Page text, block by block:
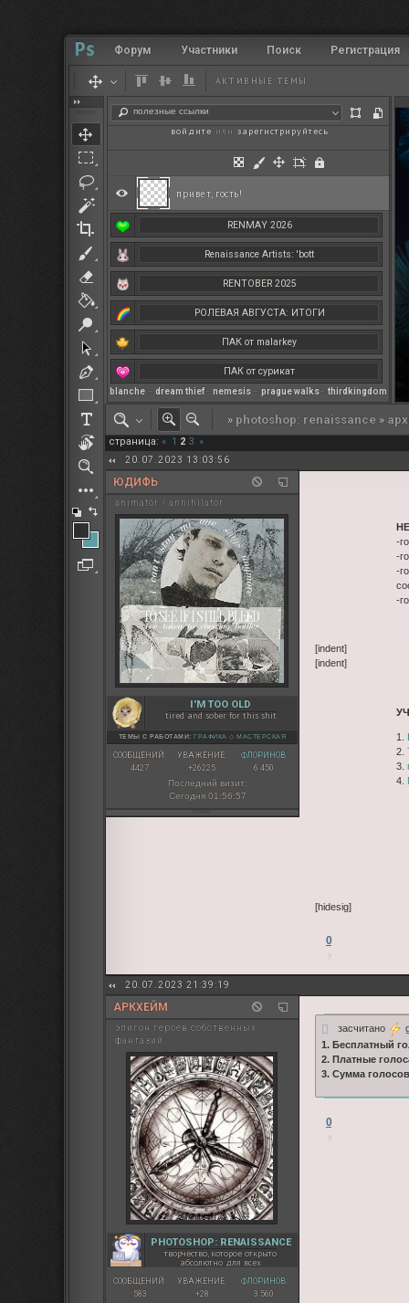
RENMAY 2026
Renaissance Artists: 'bott
RENTOBER 2025
РОЛЕВАЯ АВГУСТА: ИТОГИ
ПАК от malarkey
ПАК от сурикат
РЕНМАЙ
РОЛЕВАЯ МАРТА: ИТОГИ
полезные ссылки
blanche – dream thief– nemesis – prague walks– thirdkingdom
Форум Участники Поиск Регистрация
АКТИВНЫЕ ТЕМЫ
привет, гость!
войдите или зарегистрируйтесь
» photoshop: renaissance »
страница: « 1 2 3 »
20.07.2023 13:03:56
ЮДИФЬ
animator / annihilator
I'M TOO OLD
tired and sober for this shit
ТЕМЫ С РАБОТАМИ:ГРАФИКА ◇МАСТЕРСКАЯ
СООБЩЕНИЙ:
4427
УВАЖЕНИЕ:
+26225
ФЛОРИНОВ:
6 450
Последний визит:
Сегодня 01:56:57
-
-
-
-
[indent]
[indent]
1.
2.
3.
4.
[hidesig]
0
20.07.2023 21:39:19
АРКХЕЙМ
эпигон героев собственных
фантазий
PHOTOSHOP: RENAISSANCE
творчество, которое открыто
абсолютно для всех
СООБЩЕНИЙ:
583
УВАЖЕНИЕ:
+28
ФЛОРИНОВ:
3 560
засчитано
1. Бесплатный
2. Платные
3. Сумма
0